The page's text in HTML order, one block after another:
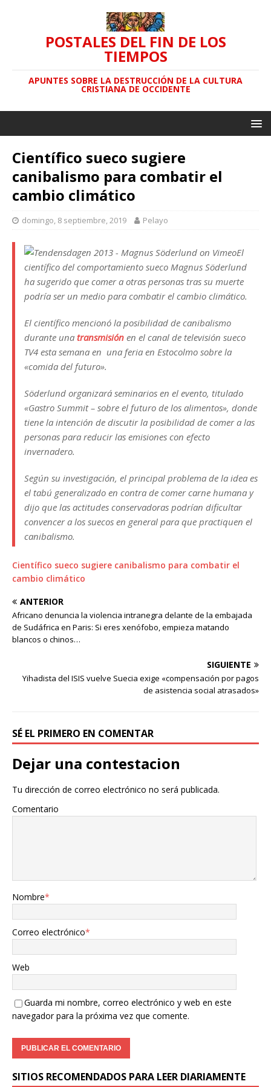
POSTALES DEL FIN DE LOS
TIEMPOS
APUNTES SOBRE LA DESTRUCCIÓN DE LA CULTURA
CRISTIANA DE OCCIDENTE
Científico sueco sugiere
canibalismo para combatir el
cambio climático
domingo, 8 septiembre, 2019 Pelayo
El
científico del comportamiento sueco Magnus Söderlund
ha sugerido que comer a otras personas tras su muerte
podría ser un medio para combatir el cambio climático.
El científico mencionó la posibilidad de canibalismo
durante una transmisión en el canal de televisión sueco
TV4 esta semana en una feria en Estocolmo sobre la
«comida del futuro».
Söderlund organizará seminarios en el evento, titulado
«Gastro Summit – sobre el futuro de los alimentos», donde
tiene la intención de discutir la posibilidad de comer a las
personas para reducir las emisiones con efecto
invernadero.
Según su investigación, el principal problema de la idea es
el tabú generalizado en contra de comer carne humana y
dijo que las actitudes conservadoras podrían dificultar
convencer a los suecos en general para que practiquen el
canibalismo.
Científico sueco sugiere canibalismo para combatir el
cambio climático
ANTERIOR
Africano denuncia la violencia intranegra delante de la embajada
de Sudáfrica en Paris: Si eres xenófobo, empieza matando
blancos o chinos…
SIGUIENTE
Yihadista del ISIS vuelve Suecia exige «compensación por pagos
de asistencia social atrasados»
SÉ EL PRIMERO EN COMENTAR
Dejar una contestacion
Tu dirección de correo electrónico no será publicada.
Comentario
Nombre*
Correo electrónico*
Web
Guarda mi nombre, correo electrónico y web en este
navegador para la próxima vez que comente.
SITIOS RECOMENDADOS PARA LEER DIARIAMENTE